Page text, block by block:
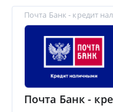
Почта Банк - кредит
Почта Банк -